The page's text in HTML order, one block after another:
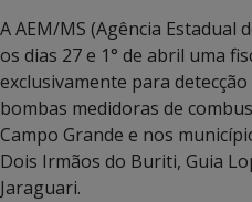
A AEM/MS (Agência
os dias 27 e 1° de abril uma
exclusivamente para
bombas medidoras de
Campo Grande e nos
Dois Irmãos do Buriti, Guia
Jaraguari.